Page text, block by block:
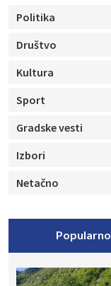
Politika
Društvo
Kultura
Sport
Gradske vesti
Izbori
Netačno
Popularno